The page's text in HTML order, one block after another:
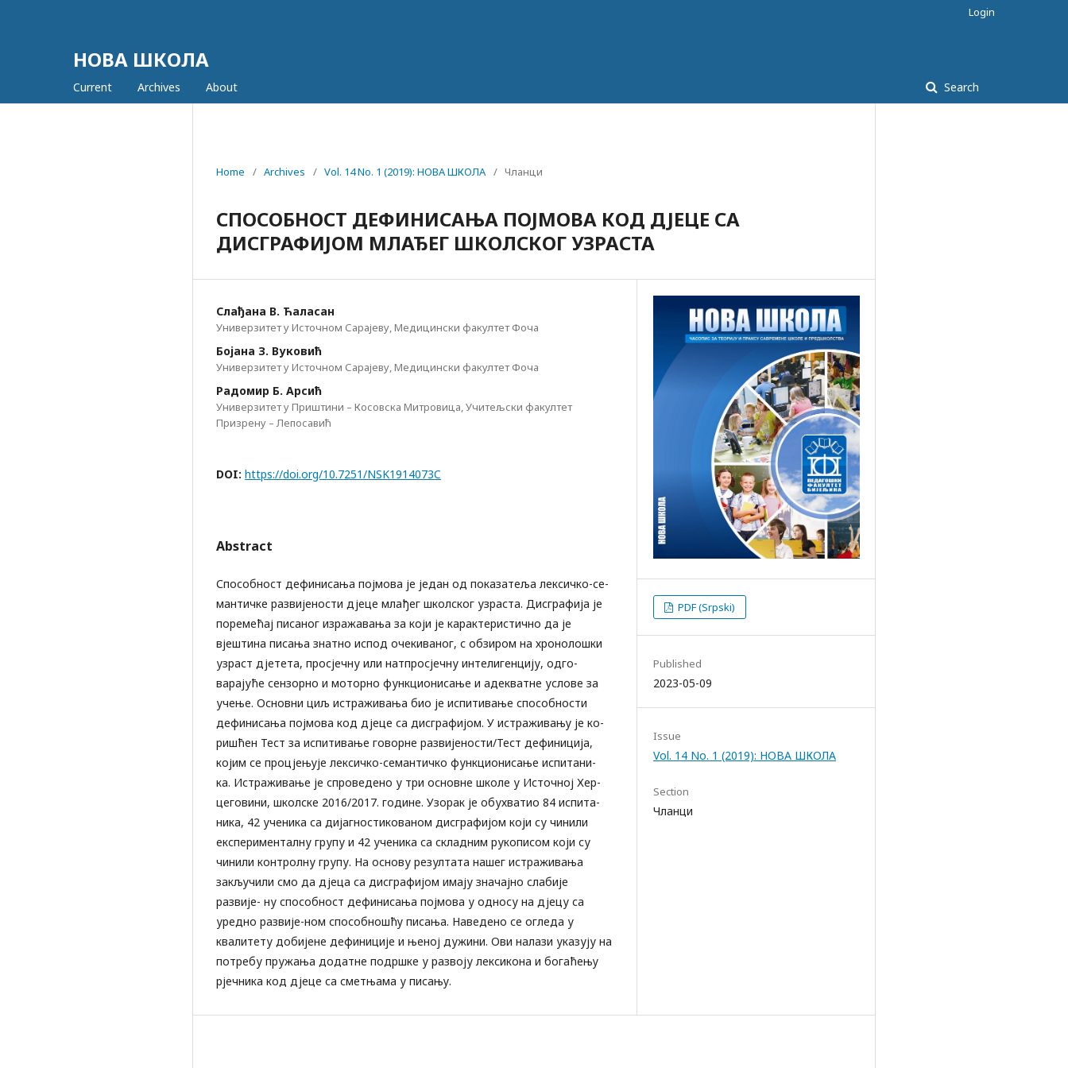
НОВА ШКОЛА
Current Archives About Search
Login
Home / Archives / Vol. 14 No. 1 (2019): НОВА ШКОЛА / Чланци
СПОСОБНОСТ ДЕФИНИСАЊА ПОЈМОВА КОД ДЈЕЦЕ СА
ДИСГРАФИЈОМ МЛАЂЕГ ШКОЛСКОГ УЗРАСТА
Cлађана В. Ћаласан
Универзитет у Источном Сарајеву, Медицински факултет Фочa
Бојана З. Вуковић
Универзитет у Источном Сарајеву, Медицински факултет Фочa
Радомир Б. Арсић
Универзитет у Приштини – Косовска Митровица, Учитељски факултет
Призрену – Лепосавић
DOI: https://doi.org/10.7251/NSK1914073C
Abstract
Способност дефинисања појмова је један од показатеља лексичко-се-
мантичке развијености дјеце млађег школског узраста. Дисграфија је
поремећај писаног изражавања за који је карактеристично да је
вјештина писања знатно испод очекиваног, с обзиром на хронолошки
узраст дјетета, просјечну или натпросјечну интелигенцију, одго-
варајуће сензорно и моторно функционисање и адекватне услове за
учење. Основни циљ истраживања био је испитивање способности
дефинисања појмова код дјеце са дисграфијом. У истраживању је ко-
ришћен Тест за испитивање говорне развијености/Тест дефиниција,
којим се процјењује лексичко-семантичко функционисање испитани-
ка. Истраживање је спроведено у три основне школе у Источној Хер-
цеговини, школске 2016/2017. године. Узорак је обухватио 84 испита-
ника, 42 ученика са дијагностикованом дисграфијом који су чинили
експерименталну групу и 42 ученика са складним рукописом који су
чинили контролну групу. На основу резултата нашег истраживања
закључили смо да дјеца са дисграфијом имају значајно слабије
развије- ну способност дефинисања појмова у односу на дјецу са
уредно развије-ном способношћу писања. Наведено се огледа у
квалитету добијене дефиниције и њеној дужини. Ови налази указују на
потребу пружања додатне подршке у развоју лексикона и богаћењу
рјечника код дјеце са сметњама у писању.
PDF (Srpski)
Published
2023-05-09
Issue
Vol. 14 No. 1 (2019): НОВА ШКОЛА
Section
Чланци